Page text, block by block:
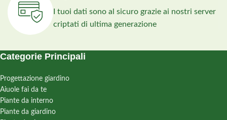
I tuoi dati sono al sicuro grazie ai nostri server
criptati di ultima generazione
Categorie Principali
Progettazione giardino
Aiuole fai da te
Piante da interno
Piante da giardino